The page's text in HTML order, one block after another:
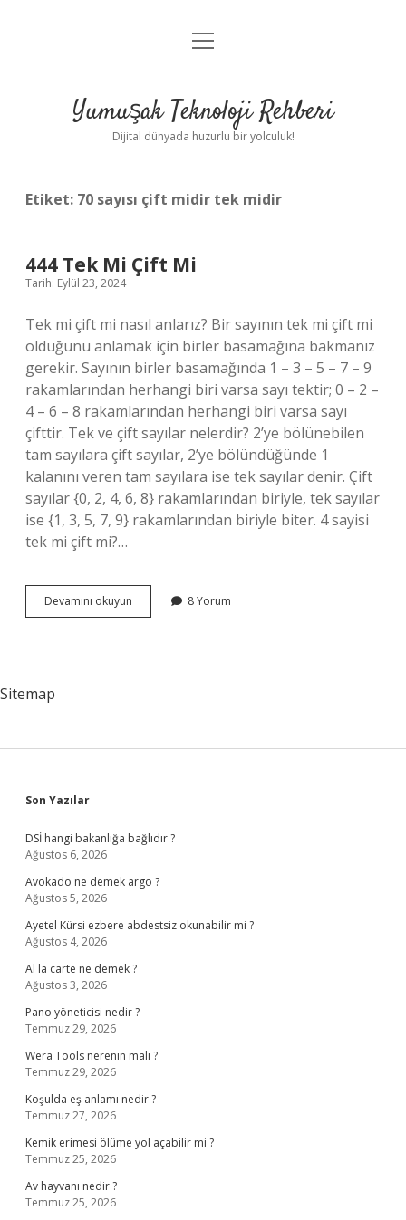
Anasayfa
Yasal Uyarı
menüyü
Yumuşak Teknoloji Rehberi
Dijital dünyada huzurlu bir yolculuk!
Etiket: 70 sayısı çift midir tek midir
444 Tek Mi Çift Mi
Tarih: Eylül 23, 2024
Tek mi çift mi nasıl anlarız? Bir sayının tek mi çift mi
olduğunu anlamak için birler basamağına bakmanız
gerekir. Sayının birler basamağında 1 – 3 – 5 – 7 – 9
rakamlarından herhangi biri varsa sayı tektir; 0 – 2 –
4 – 6 – 8 rakamlarından herhangi biri varsa sayı
çifttir. Tek ve çift sayılar nelerdir? 2’ye bölünebilen
tam sayılara çift sayılar, 2’ye bölündüğünde 1
kalanını veren tam sayılara ise tek sayılar denir. Çift
sayılar {0, 2, 4, 6, 8} rakamlarından biriyle, tek sayılar
ise {1, 3, 5, 7, 9} rakamlarından biriyle biter. 4 sayisi
tek mi çift mi?…
Devamını okuyun
Tek
8 Yorum
Sitemap
Sidebar
Son Yazılar
DSİ hangi bakanlığa bağlıdır ?
Ağustos 6, 2026
Avokado ne demek argo ?
Ağustos 5, 2026
Ayetel Kürsi ezbere abdestsiz okunabilir mi ?
Ağustos 4, 2026
Al la carte ne demek ?
Ağustos 3, 2026
Pano yöneticisi nedir ?
Temmuz 29, 2026
Wera Tools nerenin malı ?
Temmuz 29, 2026
Koşulda eş anlamı nedir ?
Temmuz 27, 2026
Kemik erimesi ölüme yol açabilir mi ?
Temmuz 25, 2026
Av hayvanı nedir ?
Temmuz 25, 2026